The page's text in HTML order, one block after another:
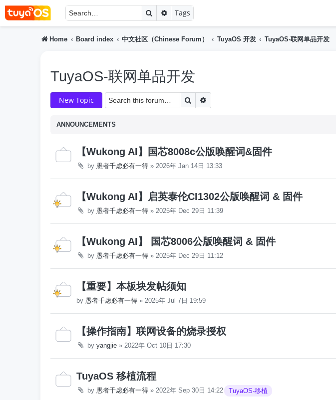
SearchAdvanced search
Tags
Home Board index 中文社区（Chinese Forum） TuyaOS 开发 TuyaOS-联网单品开发
TuyaOS-联网单品开发
New Topic Search
ANNOUNCEMENTS
【Wukong AI】国芯8008c公版唤醒词&固件
by 愚者千虑必有一得 » 2026年 Jan 14日 13:33
【Wukong AI】启英泰伦CI1302公版唤醒词 & 固件
by 愚者千虑必有一得 » 2025年 Dec 29日 11:39
【Wukong AI】 国芯8006公版唤醒词 & 固件
by 愚者千虑必有一得 » 2025年 Dec 29日 11:12
【重要】本板块发帖须知
by 愚者千虑必有一得 » 2025年 Jul 7日 19:59
【操作指南】联网设备的烧录授权
by yangjie » 2022年 Oct 10日 17:30
TuyaOS 移植流程
by 愚者千虑必有一得 » 2022年 Sep 30日 14:22 TuyaOS-移植